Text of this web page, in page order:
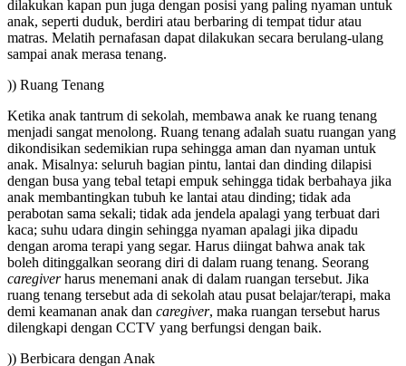
dilakukan kapan pun juga dengan posisi yang paling nyaman untuk
anak, seperti duduk, berdiri atau berbaring di tempat tidur atau
matras. Melatih pernafasan dapat dilakukan secara berulang-ulang
sampai anak merasa tenang.
)) Ruang Tenang
Ketika anak tantrum di sekolah, membawa anak ke ruang tenang
menjadi sangat menolong. Ruang tenang adalah suatu ruangan yang
dikondisikan sedemikian rupa sehingga aman dan nyaman untuk
anak. Misalnya: seluruh bagian pintu, lantai dan dinding dilapisi
dengan busa yang tebal tetapi empuk sehingga tidak berbahaya jika
anak membantingkan tubuh ke lantai atau dinding; tidak ada
perabotan sama sekali; tidak ada jendela apalagi yang terbuat dari
kaca; suhu udara dingin sehingga nyaman apalagi jika dipadu
dengan aroma terapi yang segar. Harus diingat bahwa anak tak
boleh ditinggalkan seorang diri di dalam ruang tenang. Seorang
caregiverharus menemani anak di dalam ruangan tersebut. Jika
ruang tenang tersebut ada di sekolah atau pusat belajar/terapi, maka
demi keamanan anak dan caregiver, maka ruangan tersebut harus
dilengkapi dengan CCTV yang berfungsi dengan baik.
)) Berbicara dengan Anak